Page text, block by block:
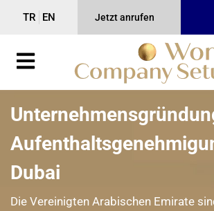
TR EN Jetzt anrufen
Dubai
Die Vereinigten Arabischen Emirate